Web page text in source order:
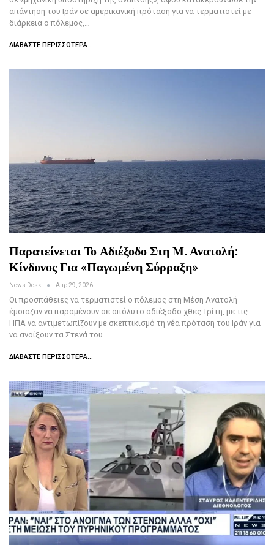
απάντηση του Ιράν σε αμερικανική πρόταση για να τερματιστεί με
διάρκεια ο πόλεμος,…
ΔΙΑΒΆΣΤΕ ΠΕΡΙΣΣΌΤΕΡΑ...
Παρατείνεται Το Αδιέξοδο Στη Μ. Ανατολή:
Κίνδυνος Για «παγωμένη Σύρραξη»
News Desk Απρ 29, 2026
Οι προσπάθειες να τερματιστεί ο πόλεμος στη Μέση Ανατολή
έμοιαζαν να παραμένουν σε απόλυτο αδιέξοδο χθες Τρίτη, με τις
ΗΠΑ να αντιμετωπίζουν με σκεπτικισμό τη νέα πρόταση του Ιράν για
να ανοίξουν τα Στενά του…
ΔΙΑΒΆΣΤΕ ΠΕΡΙΣΣΌΤΕΡΑ...